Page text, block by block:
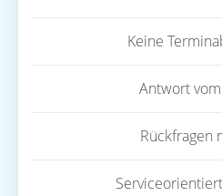
Keine
Antwort
Rückfragen